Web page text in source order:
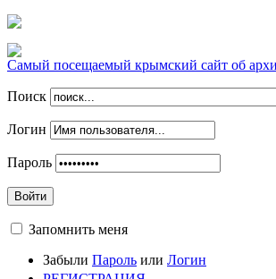
Самый посещаемый крымский сайт об
Поиск
Логин
Пароль
Войти
Запомнить меня
Забыли Пароль или Логин